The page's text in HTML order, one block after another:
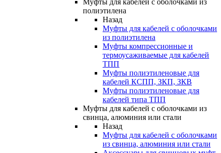
Муфты для кабелей с оболочками из
полиэтилена
Назад
Муфты для кабелей с оболочками
из полиэтилена
Муфты компрессионные и
термоусаживаемые для кабелей
ТПП
Муфты полиэтиленовые для
кабелей КСПП, ЗКП, ЗКВ
Муфты полиэтиленовые для
кабелей типа ТПП
Муфты для кабелей с оболочками из
свинца, алюминия или стали
Назад
Муфты для кабелей с оболочками
из свинца, алюминия или стали